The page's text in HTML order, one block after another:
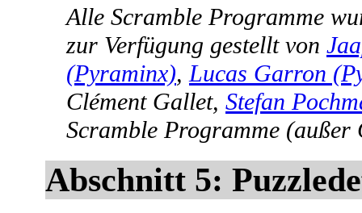
Alle Scramble Programme
zur Verfügung gestellt von
(Pyraminx),Lucas Garron
Clément Gallet, Stefan
Scramble Programme
Abschnitt 5: